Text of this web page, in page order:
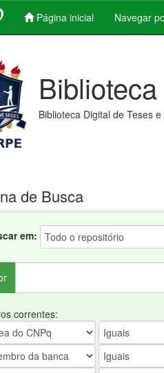
Página inicial Navegar
Biblioteca Digital de Teses
de Busca
em:
correntes: